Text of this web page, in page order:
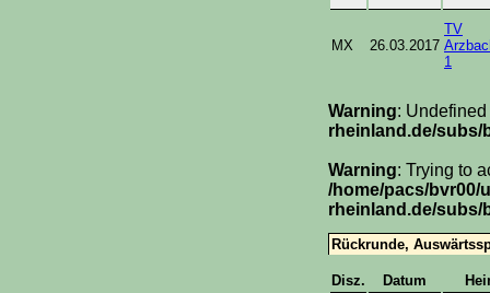
MX 26.03.2017
TV
1
Warning:
rheinland.de/subs/
Warning: Trying to
/home/pacs/bvr00/
rheinland.de/subs/
Rückrunde,
Disz. Datum